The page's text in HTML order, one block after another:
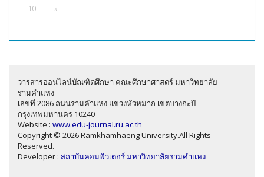
10
»
วารสารออนไลน์บัณฑิตศึกษา คณะศึกษาศาสตร์ มหาวิทยาลัย
รามคำแหง
เลขที่ 2086 ถนนรามคำแหง แขวงหัวหมาก เขตบางกะปิ
กรุงเทพมหานคร 10240
Website : www.edu-journal.ru.ac.th
Copyright © 2026 Ramkhamhaeng University.All Rights
Reserved.
Developer : สถาบันคอมพิวเตอร์ มหาวิทยาลัยรามคำแหง